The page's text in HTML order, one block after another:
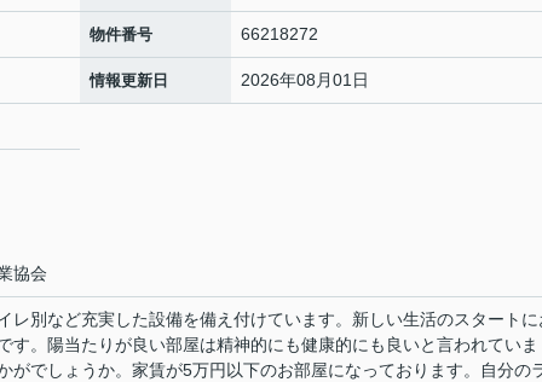
物件番号 66218272
情報更新日 2026年08月01日
協会
レ別など充実した設備を備え付けています。新しい生活のスタートに
す。陽当たりが良い部屋は精神的にも健康的にも良いと言われていま
がでしょうか。家賃が5万円以下のお部屋になっております。自分の